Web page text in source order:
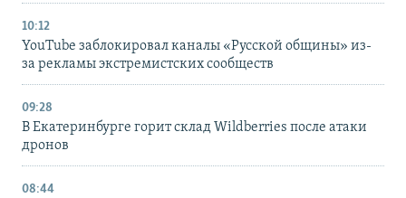
10:12
YouTube заблокировал каналы «Русской общины» из-
за рекламы экстремистских сообществ
09:28
В Екатеринбурге горит склад Wildberries после атаки
дронов
08:44